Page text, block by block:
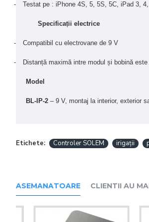
- Testat pe : iPhone 4S, 5, 5S, 5C, iPad 3,
Specificații electrice
- Compatibil cu electrovane de 9 V
- Distanță maximă intre modul și bobină
Model
BL-IP-2 – 9 V, montaj la interior, exterior
Etichete: Controler SOLEM irigații
ASEMANATOARE CLIENTII AU